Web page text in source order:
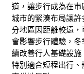
道，讓步行成為在
城市的緊湊布局讓
分地區因距離較遠
會影響步行體驗，
續改善行人基礎設
特別適合短程出行